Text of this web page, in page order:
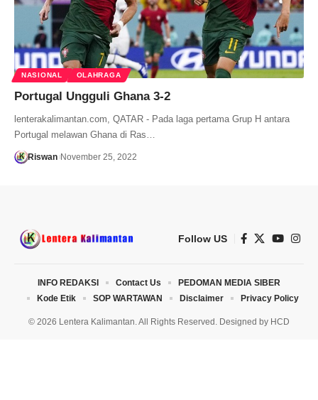
NASIONAL OLAHRAGA
Portugal Ungguli Ghana 3-2
lenterakalimantan.com, QATAR - Pada laga pertama Grup H antara
Portugal melawan Ghana di Ras…
Riswan November 25, 2022
Follow US
© 2026 Lentera Kalimantan. All Rights Reserved. Designed by HCD
INFO REDAKSI Contact Us
PEDOMAN MEDIA SIBER
Kode Etik
SOP WARTAWAN Disclaimer Privacy Policy